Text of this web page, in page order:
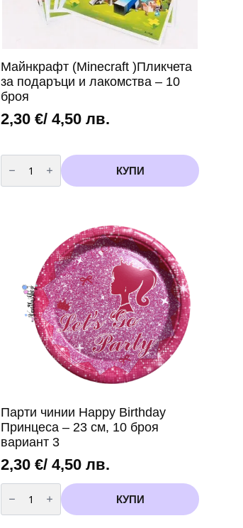
Майнкрафт (Minecraft )Пликчета
за подаръци и лакомства – 10
броя
2,30€/ 4,50 лв.
количество
за
Майнкрафт
(Minecraft
КУПИ
Парти чинии Happy Birthday
Принцеса – 23 см, 10 броя
вариант 3
2,30€/ 4,50 лв.
количество
за
Парти
чинии
КУПИ